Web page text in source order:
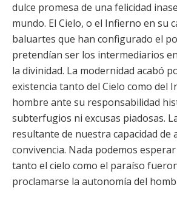
dulce promesa de una felicidad
mundo. El Cielo, o el Infierno en su
baluartes que han configurado el
pretendían ser los intermediarios
la divinidad. La modernidad acabó
existencia tanto del Cielo como del
hombre ante su responsabilidad
subterfugios ni excusas piadosas.
resultante de nuestra capacidad de
convivencia. Nada podemos
tanto el cielo como el paraíso
proclamarse la autonomía del